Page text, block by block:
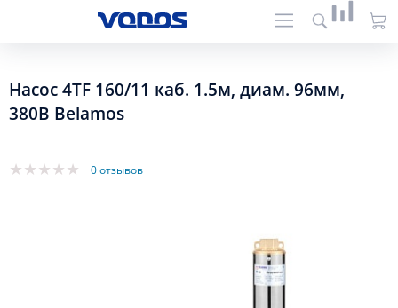
Насос 4TF 160/11 каб. 1.5м, диам. 96мм,
380В Belamos
0 отзывов